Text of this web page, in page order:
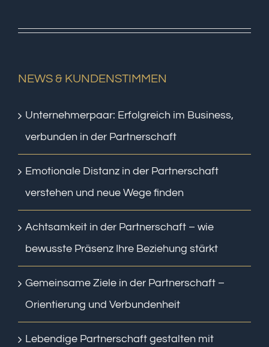
NEWS & KUNDENSTIMMEN
Unternehmerpaar: Erfolgreich im Business,
verbunden in der Partnerschaft
Emotionale Distanz in der Partnerschaft
verstehen und neue Wege finden
Achtsamkeit in der Partnerschaft – wie
bewusste Präsenz Ihre Beziehung stärkt
Gemeinsame Ziele in der Partnerschaft –
Orientierung und Verbundenheit
Lebendige Partnerschaft gestalten mit